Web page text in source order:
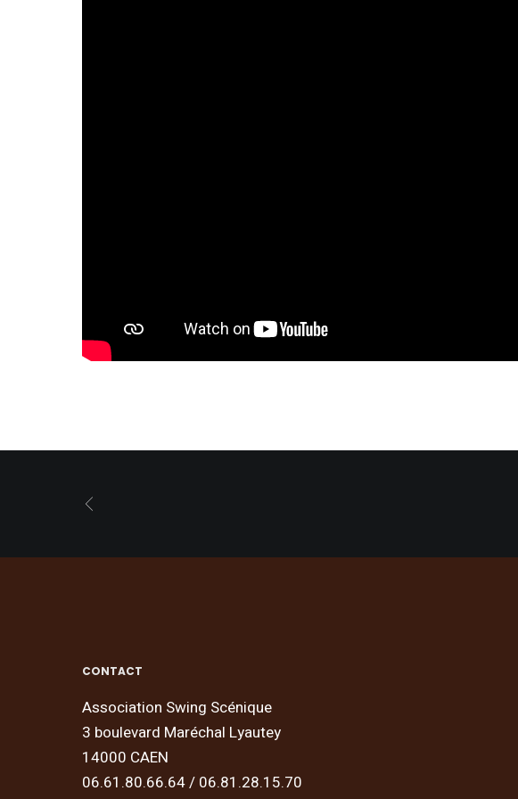
CONTACT
Association Swing Scénique
3 boulevard Maréchal Lyautey
14000 CAEN
06.61.80.66.64 / 06.81.28.15.70